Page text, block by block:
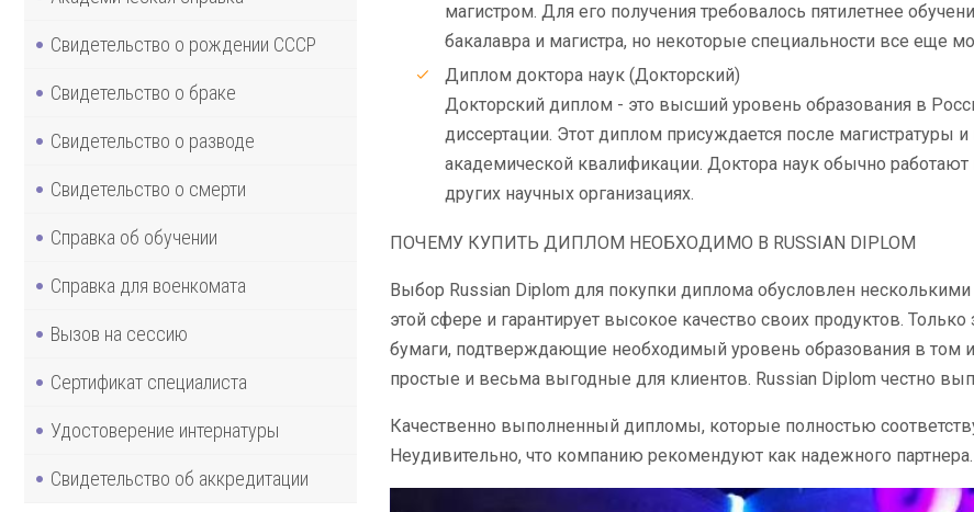
Свидетельство о рождении СССР
Свидетельство о браке
Свидетельство о разводе
Свидетельство о смерти
Справка об обучении
Справка для военкомата
Вызов на сессию
Сертификат специалиста
Удостоверение интернатуры
Свидетельство об аккредитации
магистром. Для его получения требовалось пятилетнее
бакалавра и магистра, но некоторые специальности все еще
Диплом доктора наук (Докторский)
Докторский диплом - это высший уровень образования в
диссертации. Этот диплом присуждается после магистратуры
академической квалификации. Доктора наук обычно работают
других научных организациях.
ПОЧЕМУ КУПИТЬ ДИПЛОМ НЕОБХОДИМО В RUSSIAN DIPLOM
Выбор Russian Diplom для покупки диплома обусловлен
этой сфере и гарантирует высокое качество своих продуктов.
бумаги, подтверждающие необходимый уровень образования в том
простые и весьма выгодные для клиентов. Russian Diplom честно
Качественно выполненный дипломы, которые полностью
Неудивительно, что компанию рекомендуют как надежного партнера.